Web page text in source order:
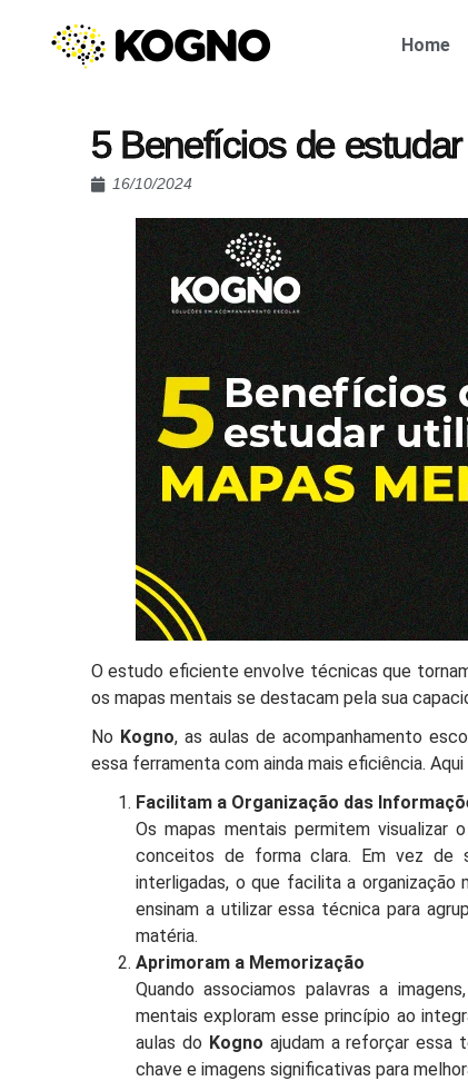
Home
5 Benefícios de
16/10/2024
O estudo eficiente envolve técnicas que
os mapas mentais se destacam pela sua
No Kogno, as aulas de acompanhamento
essa ferramenta com ainda mais eficiência.
Facilitam a Organização das
Os mapas mentais permitem visualizar
conceitos de forma clara. Em vez de
interligadas, o que facilita a organização
ensinam a utilizar essa técnica para
matéria.
Aprimoram a Memorização
Quando associamos palavras a
mentais exploram esse princípio ao
aulas do Kogno ajudam a reforçar essa
chave e imagens significativas para